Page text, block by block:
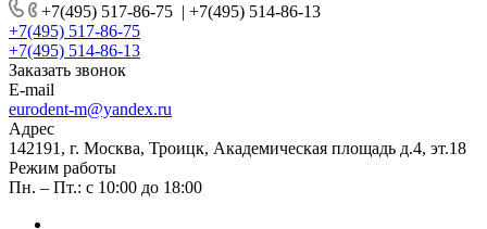
+7(495) 517-86-75 | +7(495) 514-86-13
+7(495) 517-86-75
+7(495) 514-86-13
Заказать звонок
E-mail
eurodent-m@yandex.ru
Адрес
142191, г. Москва, Троицк, Академическая площадь д.4, эт.18
Режим работы
Пн. – Пт.: с 10:00 до 18:00